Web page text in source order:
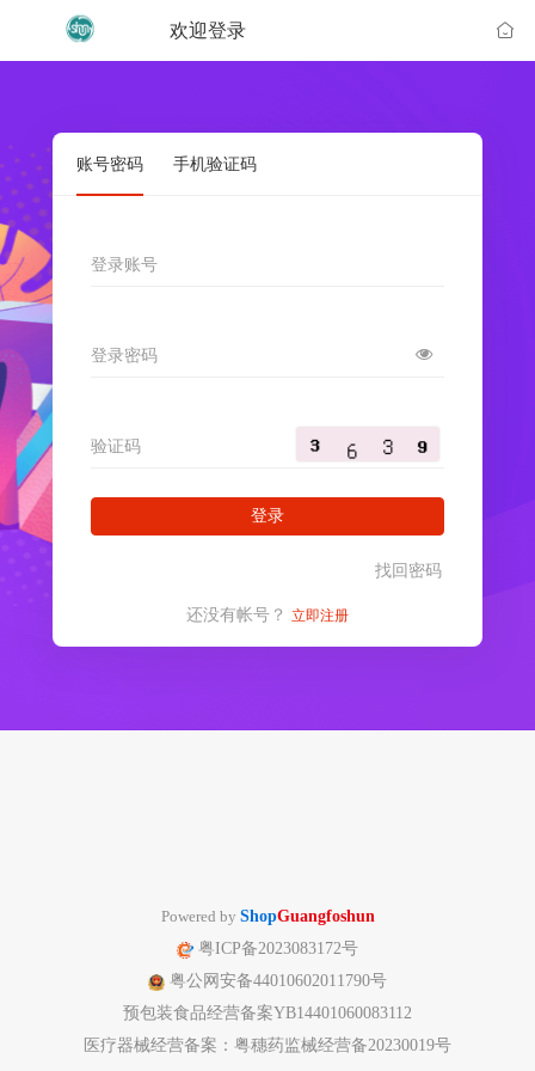
欢迎登录
账号密码 手机验证码
登录账号
登录密码
验证码
登录
找回密码
还没有帐号？ 立即注册
Powered by ShopGuangfoshun
粤ICP备2023083172号
粤公网安备44010602011790号
预包装食品经营备案YB14401060083112
医疗器械经营备案：粤穗药监械经营备20230019号